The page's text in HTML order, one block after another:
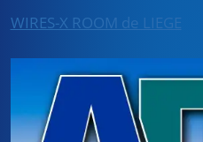
WIRES-X ROOM de LIEGE